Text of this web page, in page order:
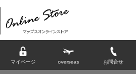
マイページ overseas お問合せ